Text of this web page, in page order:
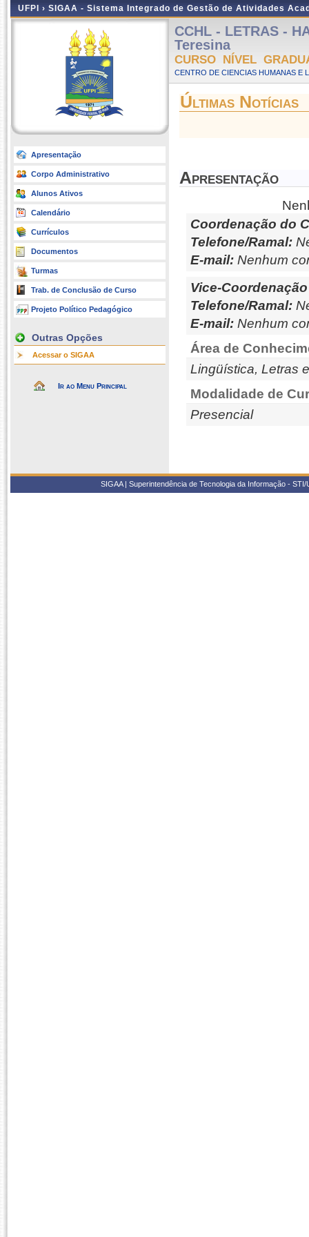
UFPI › SIGAA - Sistema Integrado de Gestão de Atividades
Apresentação
Corpo Administrativo
Alunos Ativos
Calendário
Currículos
Documentos
Turmas
Trab. de Conclusão de Curso
Projeto Político Pedagógico
Outras Opções
Acessar o SIGAA
Ir ao Menu Principal
CCHL - LETRAS -
Teresina
CURSO NÍVEL
CENTRO DE CIENCIAS HUMANAS E
Últimas Notícias
Apresentação
Coordenação do
Telefone/Ramal:
E-mail: Nenhum
Vice-
Telefone/Ramal:
E-mail: Nenhum
Área de
Lingüística, Letras
Modalidade de
Presencial
SIGAA | Superintendência de Tecnologia da Informação -